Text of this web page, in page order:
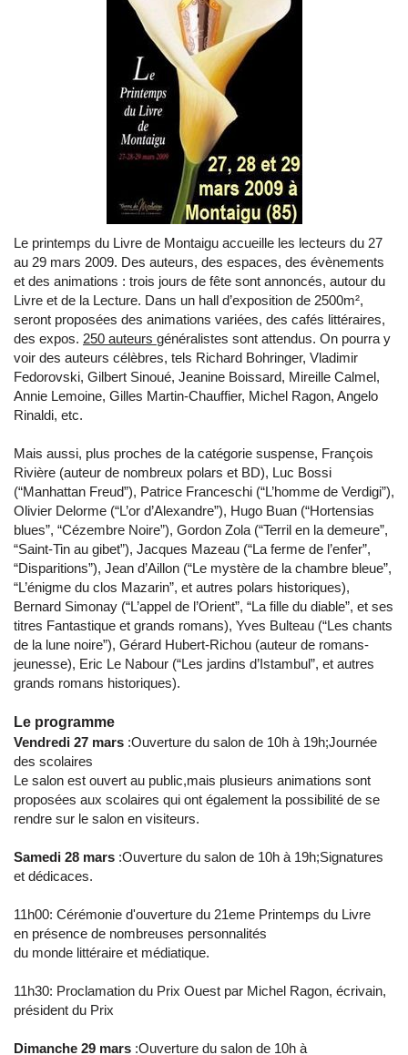
Le printemps du Livre de Montaigu accueille les lecteurs du 27
au 29 mars 2009. Des auteurs, des espaces, des évènements
et des animations : trois jours de fête sont annoncés, autour du
Livre et de la Lecture. Dans un hall d’exposition de 2500m²,
seront proposées des animations variées, des cafés littéraires,
des expos. 250 auteurs généralistes sont attendus. On pourra y
voir des auteurs célèbres, tels Richard Bohringer, Vladimir
Fedorovski, Gilbert Sinoué, Jeanine Boissard, Mireille Calmel,
Annie Lemoine, Gilles Martin-Chauffier, Michel Ragon, Angelo
Rinaldi, etc.
Mais aussi, plus proches de la catégorie suspense, François
Rivière (auteur de nombreux polars et BD), Luc Bossi
(“Manhattan Freud”), Patrice Franceschi (“L’homme de Verdigi”),
Olivier Delorme (“L’or d’Alexandre”), Hugo Buan (“Hortensias
blues”, “Cézembre Noire”), Gordon Zola (“Terril en la demeure”,
“Saint-Tin au gibet”), Jacques Mazeau (“La ferme de l’enfer”,
“Disparitions”), Jean d’Aillon (“Le mystère de la chambre bleue”,
“L’énigme du clos Mazarin”, et autres polars historiques),
Bernard Simonay (“L’appel de l’Orient”, “La fille du diable”, et ses
titres Fantastique et grands romans), Yves Bulteau (“Les chants
de la lune noire”), Gérard Hubert-Richou (auteur de romans-
jeunesse), Eric Le Nabour (“Les jardins d’Istambul”, et autres
grands romans historiques).
Le programme
Vendredi 27 mars :Ouverture du salon de 10h à 19h;Journée
des scolaires
Le salon est ouvert au public,mais plusieurs animations sont
proposées aux scolaires qui ont également la possibilité de se
rendre sur le salon en visiteurs.
Samedi 28 mars :Ouverture du salon de 10h à 19h;Signatures
et dédicaces.
11h00: Cérémonie d'ouverture du 21eme Printemps du Livre
en présence de nombreuses personnalités
du monde littéraire et médiatique.
11h30: Proclamation du Prix Ouest par Michel Ragon, écrivain,
président du Prix
Dimanche 29 mars :Ouverture du salon de 10h à